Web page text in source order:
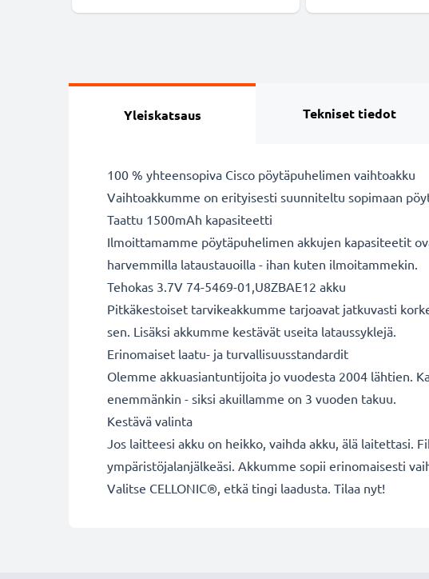
Yleiskatsaus Tekniset tiedot
100 % yhteensopiva Cisco pöytäpuhelimen vaihtoakku
Vaihtoakkumme on erityisesti suunniteltu sopimaan
Taattu 1500mAh kapasiteetti
Ilmoittamamme pöytäpuhelimen akkujen kapasiteetit
harvemmilla lataustauoilla - ihan kuten ilmoitammekin.
Tehokas 3.7V 74-5469-01,U8ZBAE12 akku
Pitkäkestoiset tarvikeakkumme tarjoavat jatkuvasti
sen. Lisäksi akkumme kestävät useita lataussyklejä.
Erinomaiset laatu- ja turvallisuusstandardit
Olemme akkuasiantuntijoita jo vuodesta 2004 lähtien.
enemmänkin - siksi akuillamme on 3 vuoden takuu.
Kestävä valinta
Jos laitteesi akku on heikko, vaihda akku, älä laitettasi.
ympäristöjalanjälkeäsi. Akkumme sopii erinomaisesti
Valitse CELLONIC®, etkä tingi laadusta. Tilaa nyt!